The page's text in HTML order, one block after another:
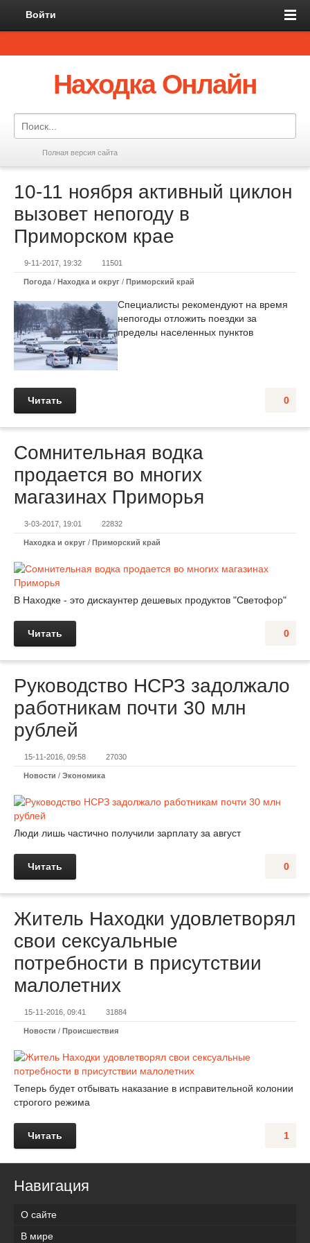
Войти
Находка Онлайн
Полная версия сайта
10-11 ноября активный циклон
вызовет непогоду в
Приморском крае
9-11-2017, 19:32 11501
Погода / Находка и округ / Приморский край
Специалисты рекомендуют на время
непогоды отложить поездки за
пределы населенных пунктов
0
Читать
Сомнительная водка
продается во многих
магазинах Приморья
3-03-2017, 19:01 22832
Находка и округ / Приморский край
В Находке - это дискаунтер дешевых продуктов "Светофор"
0
Читать
Руководство НСРЗ задолжало
работникам почти 30 млн
рублей
15-11-2016, 09:58 27030
Новости / Экономика
Люди лишь частично получили зарплату за август
0
Читать
Житель Находки удовлетворял
свои сексуальные
потребности в присутствии
малолетних
15-11-2016, 09:41 31884
Новости / Происшествия
Теперь будет отбывать наказание в исправительной колонии
строгого режима
1
Читать
Навигация
О сайте
В мире